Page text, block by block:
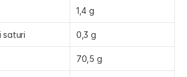
1,4 g
saturi 0,3 g
70,5 g